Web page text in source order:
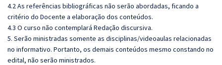
4.2 As referências bibliográficas não serão abordadas, ficando a
critério do Docente a elaboração dos conteúdos.
4.3 O curso não contemplará Redação discursiva.
5. Serão ministradas somente as disciplinas/videoaulas relacionadas
no informativo. Portanto, os demais conteúdos mesmo constando no
edital, não serão ministrados.